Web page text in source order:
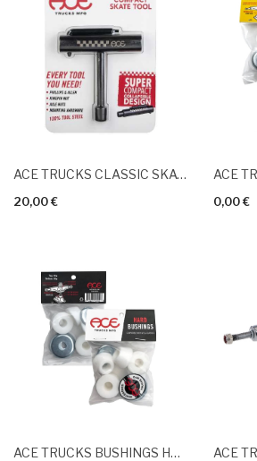
ACE TRUCKS CLASSIC SKATE TOOL Gris
20,00 € 0,00 €
ACE TRUCKS BUSHINGS Hard